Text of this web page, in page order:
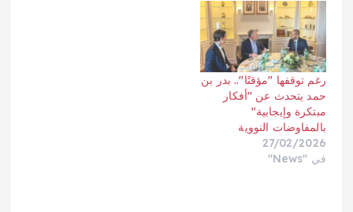
رغم توقفها "مؤقتًا".. بدر بن
حمد يتحدث عن "أفكار
مبتكرة وإيجابية"
بالمفاوضات النووية
27/02/2026
في "News"